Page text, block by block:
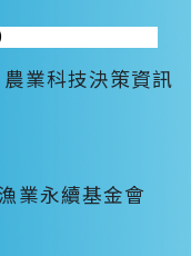
業科技決策資訊
業永續基金會